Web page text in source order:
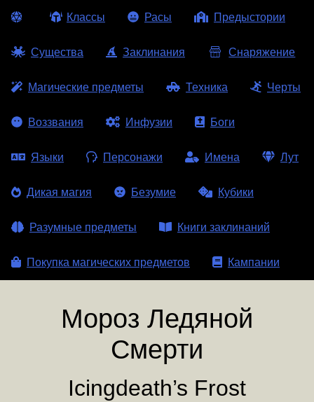
Классы Расы Предыстории
Существа Заклинания Снаряжение
Магические предметы Техника Черты
Воззвания Инфузии Боги
Языки Персонажи Имена Лут
Дикая магия Безумие Кубики
Разумные предметы Книги заклинаний
Покупка магических предметов Кампании
Мороз Ледяной
Смерти
Icingdeath’s Frost